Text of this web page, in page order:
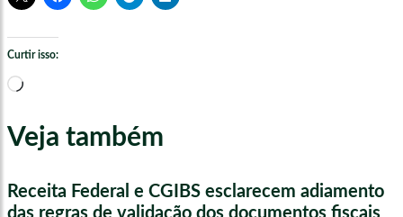
Curtir isso:
Carregando...
Veja também
Receita Federal e CGIBS esclarecem adiamento
das regras de validação dos documentos fiscais